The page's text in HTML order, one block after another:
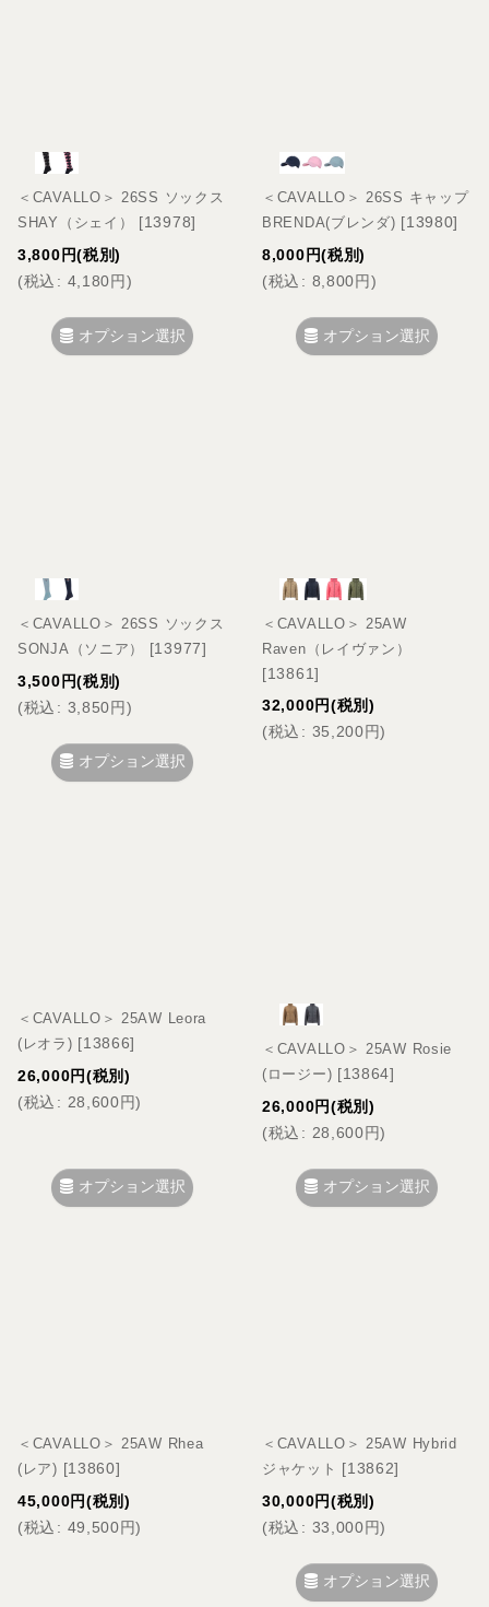
＜CAVALLO＞ 26SS ソックス
SHAY（シェイ）
[13978]
3,800 円(税別)
(税込 : 4,180円)
オプション選択
＜CAVALLO＞ 26SS キャップ
BRENDA(ブレンダ) [13980]
8,000 円(税別)
(税込 : 8,800円)
オプション選択
＜CAVALLO＞ 26SS ソックス
SONJA（ソニア）
[13977]
3,500円(税別)
(税込 : 3,850円)
オプション選択
＜CAVALLO＞ 25AW
Raven（レイヴァン）
[13861]
32,000円(税別)
(税込 : 35,200円)
＜CAVALLO＞ 25AW Leora
(レオラ) [13866]
26,000円(税別)
(税込 : 28,600円)
オプション選択
＜CAVALLO＞ 25AW Rosie
(ロージー) [13864]
26,000円(税別)
(税込 : 28,600円)
オプション選択
＜CAVALLO＞ 25AW Rhea
(レア) [13860]
45,000円(税別)
(税込 : 49,500円)
＜CAVALLO＞ 25AW Hybrid
ジャケット [13862]
30,000円(税別)
(税込 : 33,000円)
オプション選択